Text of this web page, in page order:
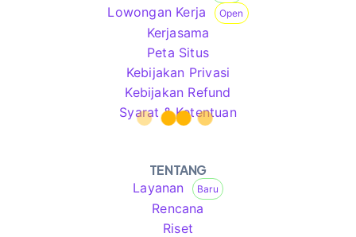
Lowongan Kerja Open
Kerjasama
Peta Situs
Kebijakan Privasi
Kebijakan Refund
Syarat & Ketentuan
TENTANG
Layanan Baru
Rencana
Riset